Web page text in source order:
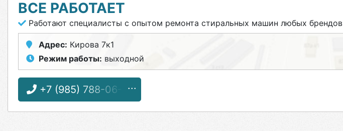
ВСЕ РАБОТАЕТ
Работают специалисты с опытом ремонта стиральных машин любых брендов
Адрес: Кирова 7к1
Режим работы: выходной
+7 (985) 788-06-12